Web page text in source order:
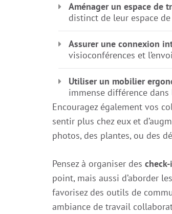
Aménager un espace de
distinct de leur espace
Assurer une connexion
visioconférences et
Utiliser un mobilier
immense différence
Encouragez également vos
sentir plus chez eux et
photos, des plantes, ou des
Pensez à organiser des
point, mais aussi d’aborder
favorisez des outils de
ambiance de travail